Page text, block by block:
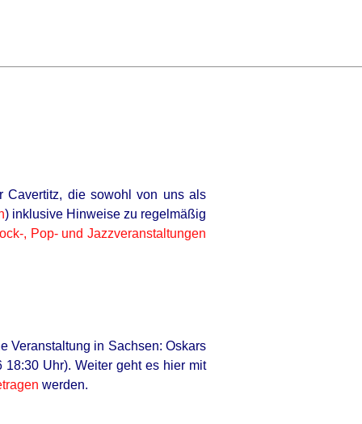
Cavertitz, die sowohl von uns als
) inklusive Hinweise zu regelmäßig
, Pop- und Jazzveranstaltungen
Veranstaltung in Sachsen: Oskars
18:30 Uhr). Weiter geht es hier mit
werden.